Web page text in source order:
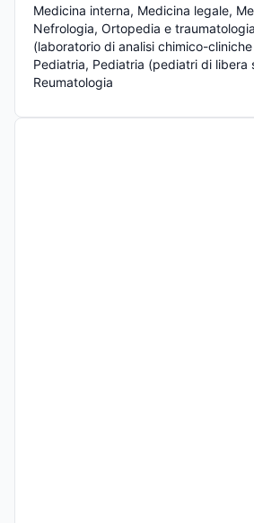
Medicina interna, Medicina legale,
Nefrologia, Ortopedia e
(laboratorio di analisi chimico-
Pediatria, Pediatria (pediatri di libera
Reumatologia